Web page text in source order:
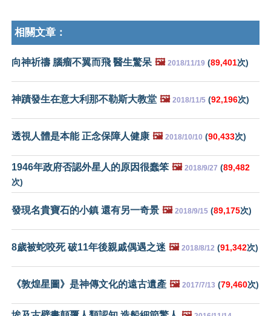
相關文章：
向神祈禱 腦瘤不翼而飛 醫生驚呆 🖼️ 2018/11/19 (89,401次)
神蹟發生在意大利那不勒斯大教堂 🖼️ 2018/11/5 (92,196次)
透視人體是本能 正念保障人健康 🖼️ 2018/10/10 (90,433次)
1946年政府否認外星人的原因很蠢笨 🖼️ 2018/9/27 (89,482
次)
發現名貴寶石的小鎮 還有另一奇景 🖼️ 2018/9/15 (89,175次)
8歲被蛇咬死 破11年後親戚偶遇之迷 🖼️ 2018/8/12 (91,342次)
《敦煌星圖》是神傳文化的遠古遺產 🖼️ 2017/7/13 (79,460次)